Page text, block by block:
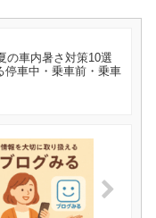
の車内暑さ対策10選
停車中・乗車前・乗車